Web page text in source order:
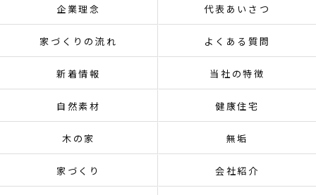
企業理念 代表あいさつ
家づくりの流れ よくある質問
新着情報 当社の特徴
自然素材 健康住宅
木の家 無垢
家づくり 会社紹介